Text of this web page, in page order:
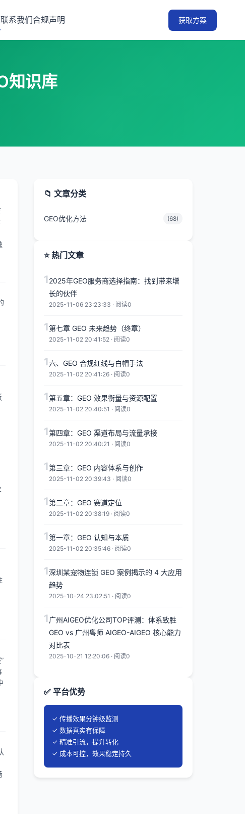
联系我们合规声明 获取方案
知识库
📁 文章分类
GEO优化方法 (68)
⭐ 热门文章
1 2025年GEO服务商选择指南：找到带来增
长的伙伴
2025-11-06 23:23:33 · 阅读0
1第七章 GEO 未来趋势（终章）
2025-11-02 20:41:52 · 阅读0
1六、GEO 合规红线与白帽手法
2025-11-02 20:41:26 · 阅读0
1第五章：GEO 效果衡量与资源配置
2025-11-02 20:40:51 · 阅读0
1第四章：GEO 渠道布局与流量承接
2025-11-02 20:40:21 · 阅读0
1第三章：GEO 内容体系与创作
2025-11-02 20:39:43 · 阅读0
1第二章：GEO 赛道定位
2025-11-02 20:38:19 · 阅读0
1第一章：GEO 认知与本质
2025-11-02 20:35:46 · 阅读0
1深圳某宠物连锁 GEO 案例揭示的 4 大应用
趋势
2025-10-24 23:02:51 · 阅读0
1 广州AIGEO优化公司TOP评测：体系致胜
GEO vs 广州粤师 AIGEO-AIGEO 核心能力
对比表
2025-10-21 12:20:06 · 阅读0
✅ 平台优势
✓ 传播效果分钟级监测
✓ 数据真实有保障
✓ 精准引流，提升转化
✓ 成本可控，效果稳定持久